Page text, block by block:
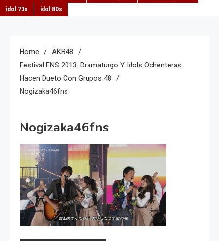
idol 70s
idol 80s
Home
AKB48
Festival FNS 2013: Dramaturgo Y Idols Ochenteras
Hacen Dueto Con Grupos 48
Nogizaka46fns
Nogizaka46fns